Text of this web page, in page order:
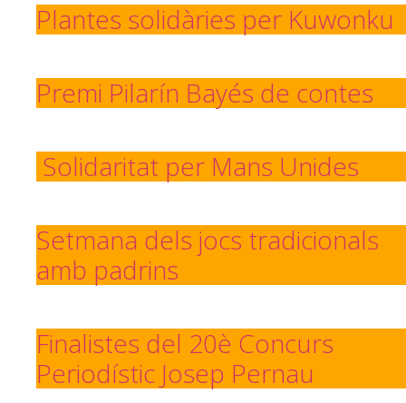
Plantes solidàries per Kuwonku
Premi Pilarín Bayés de contes
Solidaritat per Mans Unides
Setmana dels jocs tradicionals
amb padrins
Finalistes del 20è Concurs
Periodístic Josep Pernau